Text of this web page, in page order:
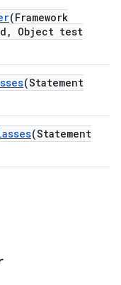
(Framework
,
Object test
(Statement
(Statement